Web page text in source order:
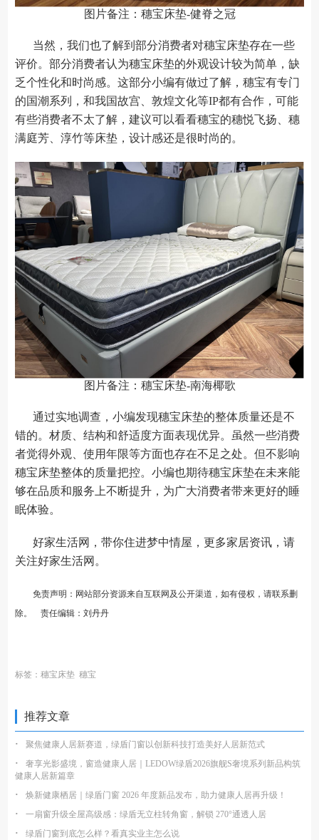
图片备注：穗宝床垫-健脊之冠
当然，我们也了解到部分消费者对穗宝床垫存在一些
评价。部分消费者认为穗宝床垫的外观设计较为简单，缺
乏个性化和时尚感。这部分小编有做过了解，穗宝有专门
的国潮系列，和我国故宫、敦煌文化等IP都有合作，可能
有些消费者不太了解，建议可以看看穗宝的穗悦飞扬、穗
满庭芳、淳竹等床垫，设计感还是很时尚的。
图片备注：穗宝床垫-南海椰歌
通过实地调查，小编发现穗宝床垫的整体质量还是不
错的。材质、结构和舒适度方面表现优异。虽然一些消费
者觉得外观、使用年限等方面也存在不足之处。但不影响
穗宝床垫整体的质量把控。小编也期待穗宝床垫在未来能
够在品质和服务上不断提升，为广大消费者带来更好的睡
眠体验。
好家生活网，带你住进梦中情屋，更多家居资讯，请
关注好家生活网 。
免责声明：网站部分资源来自互联网及公开渠道，如有侵权，请联系删
除。 责任编辑：刘丹丹
标签：穗宝床垫 穗宝
推荐文章
· 聚焦健康人居新赛道，绿盾门窗以创新科技打造美好人居新范式
·
奢享光影盛境，窗造健康人居｜LEDOW绿盾2026旗舰S奢境系列新品构筑
健康人居新篇章
· 焕新健康栖居｜绿盾门窗 2026 年度新品发布，助力健康人居再升级！
· 一扇窗升级全屋高级感：绿盾无立柱转角窗，解锁 270°通透人居
· 绿盾门窗到底怎么样？看真实业主怎么说